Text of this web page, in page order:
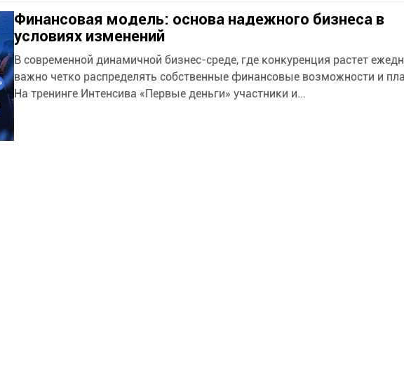
Финансовая модель: основа надежного бизнеса в
условиях изменений
В современной динамичной бизнес-среде, где конкуренция растет
важно четко распределять собственные финансовые возможности и
На тренинге Интенсива «Первые деньги» участники и...